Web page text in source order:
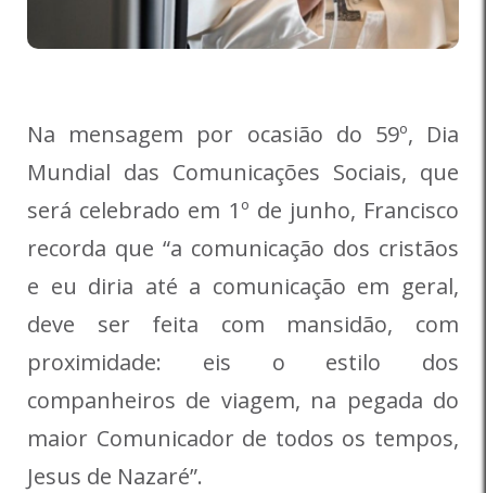
Na mensagem por ocasião do 59º, Dia
Mundial das Comunicações Sociais, que
será celebrado em 1º de junho, Francisco
recorda que “a comunicação dos cristãos
e eu diria até a comunicação em geral,
deve ser feita com mansidão, com
proximidade: eis o estilo dos
companheiros de viagem, na pegada do
maior Comunicador de todos os tempos,
Jesus de Nazaré”.